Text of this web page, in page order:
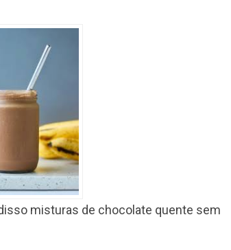
misturas de chocolate quente sem